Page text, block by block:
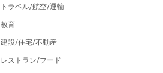
トラベル/航空/運輸
教育
建設/住宅/不動産
レストラン/フード